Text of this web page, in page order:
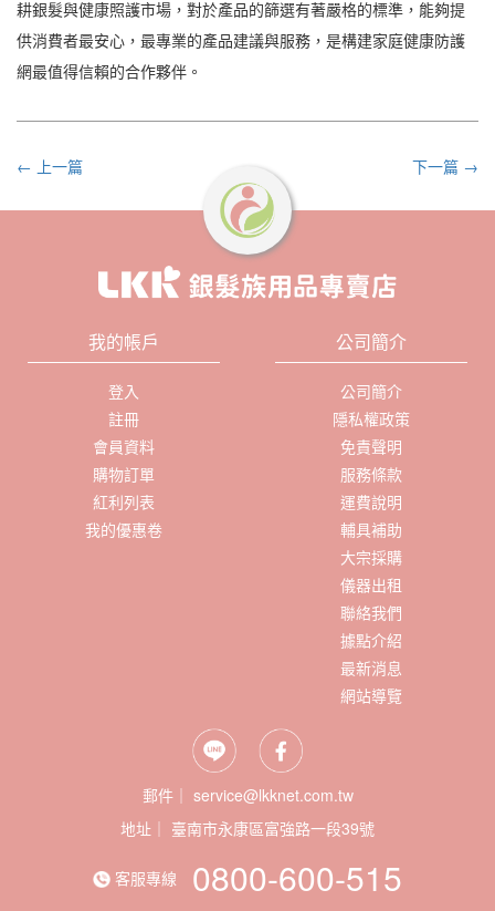
耕銀髮與健康照護市場，對於產品的篩選有著嚴格的標準，能夠提
供消費者最安心，最專業的產品建議與服務，是構建家庭健康防護
網最值得信賴的合作夥伴。
← 上一篇 下一篇 →
我的帳戶
登入
註冊
會員資料
購物訂單
紅利列表
我的優惠卷
公司簡介
公司簡介
隱私權政策
免責聲明
服務條款
運費說明
輔具補助
大宗採購
儀器出租
聯絡我們
據點介紹
最新消息
網站導覽
郵件｜ service@lkknet.com.tw
地址｜
客服專線 0800-600-515